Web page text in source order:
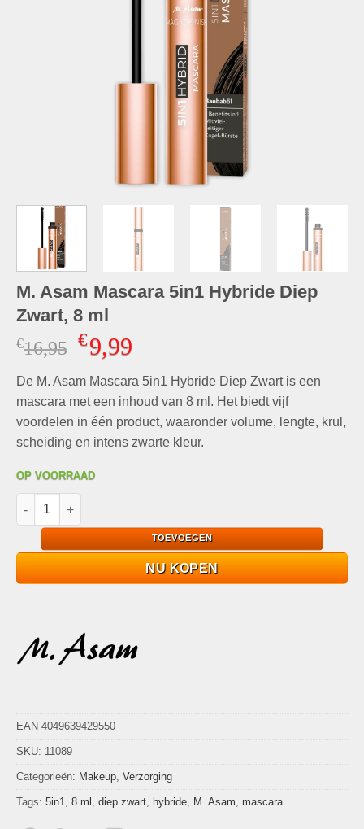
M. Asam Mascara 5in1 Hybride Diep
Zwart, 8 ml
€16,95 Oorspronkelijke
prijs
was:
€16,95.
€9,99Huidige
is:
€9,99.
De M. Asam Mascara 5in1 Hybride Diep Zwart is een
mascara met een inhoud van 8 ml. Het biedt vijf
voordelen in één product, waaronder volume, lengte, krul,
scheiding en intens zwarte kleur.
OP VOORRAAD
M. Asam Mascara 5in1 Hybride Diep Zwart, 8 ml aantal
TOEVOEGEN
NU KOPEN
EAN 4049639429550
SKU: 11089
Categorieën: Makeup Verzorging
Tags: 5in1 8 ml diep zwart hybride M. Asam mascara